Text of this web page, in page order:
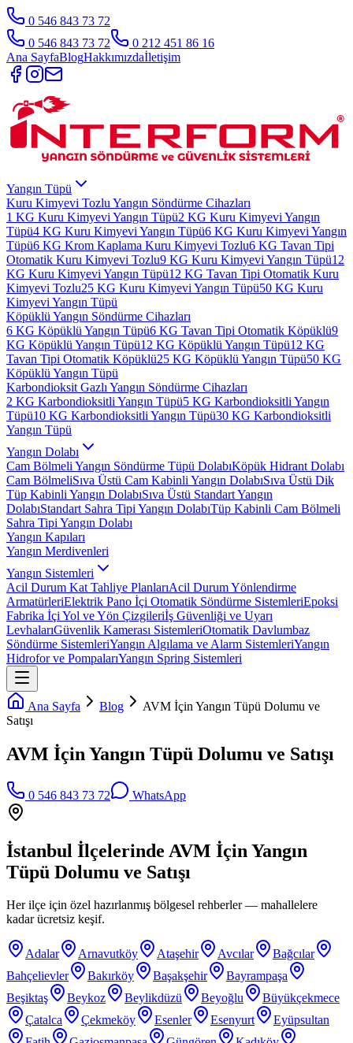
0 546 843 73 72
0 546 843 73 72
0 212 451 86 16
Ana SayfaBlogHakkımızdaİletişim
Yangın Tüpü
Kuru Kimyevi Tozlu Yangın Söndürme Cihazları
1 KG Kuru Kimyevi Yangın Tüpü2 KG Kuru Kimyevi Yangın
Tüpü4 KG Kuru Kimyevi Yangın Tüpü6 KG Kuru Kimyevi Yangın
Tüpü6 KG Krom Kaplama Kuru Kimyevi Tozlu6 KG Tavan Tipi
Otomatik Kuru Kimyevi Tozlu9 KG Kuru Kimyevi Yangın Tüpü12
KG Kuru Kimyevi Yangın Tüpü12 KG Tavan Tipi Otomatik Kuru
Kimyevi Tozlu25 KG Kuru Kimyevi Yangın Tüpü50 KG Kuru
Kimyevi Yangın Tüpü
Köpüklü Yangın Söndürme Cihazları
6 KG Köpüklü Yangın Tüpü6 KG Tavan Tipi Otomatik Köpüklü9
KG Köpüklü Yangın Tüpü12 KG Köpüklü Yangın Tüpü12 KG
Tavan Tipi Otomatik Köpüklü25 KG Köpüklü Yangın Tüpü50 KG
Köpüklü Yangın Tüpü
Karbondioksit Gazlı Yangın Söndürme Cihazları
2 KG Karbondioksitli Yangın Tüpü5 KG Karbondioksitli Yangın
Tüpü10 KG Karbondioksitli Yangın Tüpü30 KG Karbondioksitli
Yangın Tüpü
Yangın Dolabı
Cam Bölmeli Yangın Söndürme Tüpü DolabıKöpük Hidrant Dolabı
Cam BölmeliSıva Üstü Cam Kabinli Yangın DolabıSıva Üstü Dik
Tüp Kabinli Yangın DolabıSıva Üstü Standart Yangın
DolabıStandart Sahra Tipi Yangın DolabıTüp Kabinli Cam Bölmeli
Sahra Tipi Yangın Dolabı
Yangın Kapıları
Yangın Merdivenleri
Yangın Sistemleri
Acil Durum Kat Tahliye PlanlarıAcil Durum Yönlendirme
ArmatürleriElektrik Pano İçi Otomatik Söndürme SistemleriEpoksi
Fabrika İçi Yol ve Yön Çizgileriİş Güvenliği ve Uyarı
LevhalarıGüvenlik Kamerası SistemleriOtomatik Davlumbaz
Söndürme SistemleriYangın Algılama ve Alarm SistemleriYangın
Hidrofor ve PompalarıYangın Spring Sistemleri
Ana Sayfa Blog
AVM İçin Yangın Tüpü Dolumu ve
Satışı
AVM İçin Yangın Tüpü Dolumu ve Satışı
0 546 843 73 72 WhatsApp
İstanbul İlçelerinde AVM İçin Yangın
Tüpü Dolumu ve Satışı
Her ilçe için özel hazırlanmış bölgesel rehberler — mahallelere
kadar ücretsiz keşif.
Adalar Arnavutköy Ataşehir Avcılar
Bağcılar
Bahçelievler
Bakırköy Başakşehir
Bayrampaşa
Beşiktaş
Beykoz Beylikdüzü Beyoğlu
Büyükçekmece
Çatalca
Çekmeköy Esenler Esenyurt
Eyüpsultan